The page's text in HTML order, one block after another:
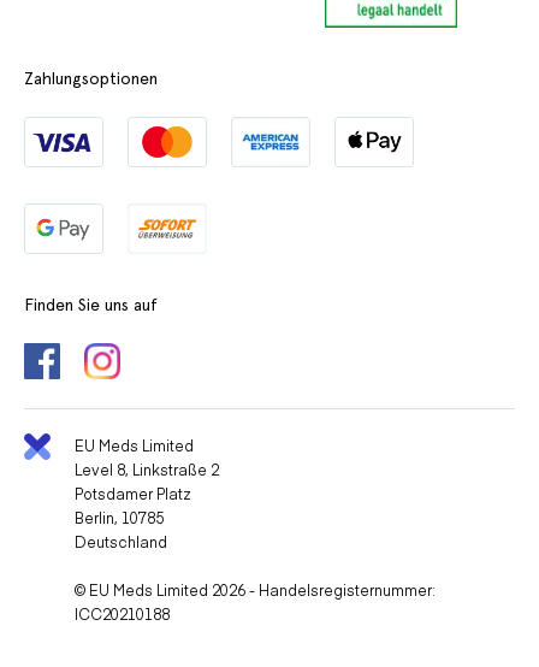
Zahlungsoptionen
Finden Sie uns auf
EU Meds Limited
Level 8, Linkstraße 2
Potsdamer Platz
Berlin, 10785
Deutschland
© EU Meds Limited 2026 - Handelsregisternummer:
ICC20210188